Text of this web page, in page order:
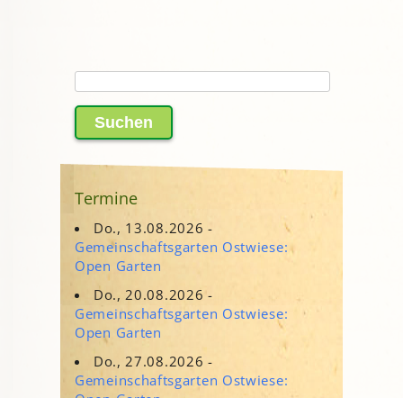
nach:
Termine
Do., 13.08.2026 -
Gemeinschaftsgarten Ostwiese:
Open Garten
Do., 20.08.2026 -
Gemeinschaftsgarten Ostwiese:
Open Garten
Do., 27.08.2026 -
Gemeinschaftsgarten Ostwiese: